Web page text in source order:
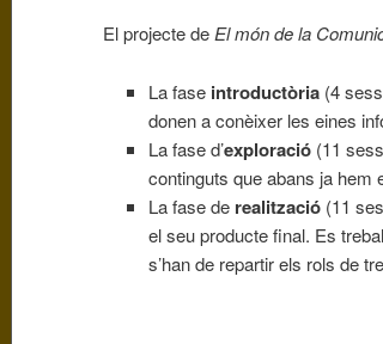
El projecte deEl món de la
La faseintroductòria(4
donen a conèixer les eines
La fase d’exploració(11
continguts que abans ja hem
La fase de realització(11
el seu producte final. Es
s’han de repartir els rols de